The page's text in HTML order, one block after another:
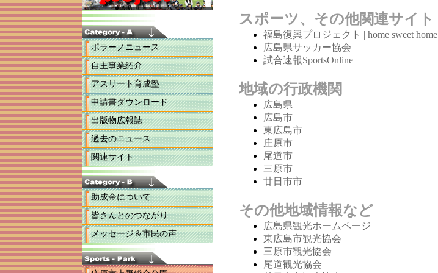
ポラーノニュース
自主事業紹介
アスリート育成塾
申請書ダウンロード
出版物広報誌
過去のニュース
関連サイト
助成金について
皆さんとのつながり
メッセージ＆市民の声